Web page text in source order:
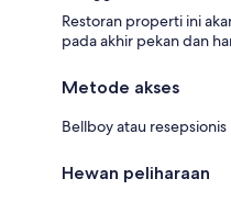
Restoran properti ini
pada akhir pekan dan
Metode akses
Bellboy atau resepsionis
Hewan peliharaan